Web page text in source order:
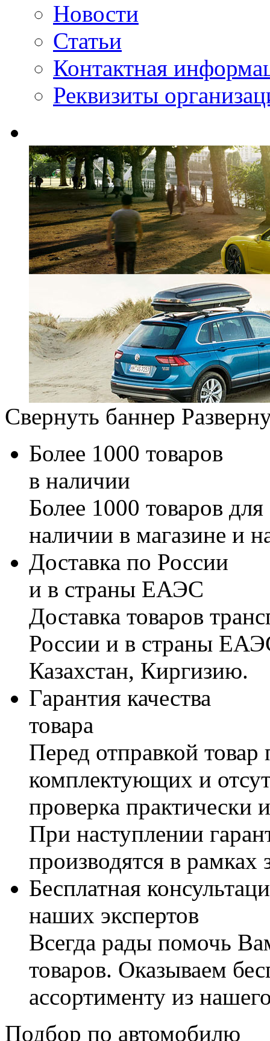
Новости
Статьи
Контактная
Реквизиты
Свернуть баннер
Более 1000 товаров
в наличии
Более 1000 товаров
наличии в магазине и
Доставка по России
и в страны ЕАЭС
Доставка товаров
России и в страны
Казахстан, Киргизию.
Гарантия качества
товара
Перед отправкой товар
комплектующих и
проверка практически
При наступлении
производятся в рамках
Бесплатная
наших экспертов
Всегда рады помочь
товаров. Оказываем
ассортименту из
Подбор по автомобилю